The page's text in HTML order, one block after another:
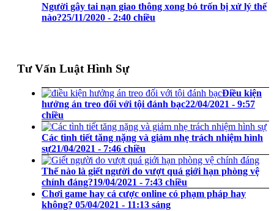
Người gây tai nạn giao thông xong bỏ trốn bị xử lý thế
nào?25/11/2020 - 2:40 chiều
Tư Vấn Luật Hình Sự
Điều kiện
hưởng án treo đối với tội đánh bạc22/04/2021 - 9:57
chiều
Các tình tiết tăng nặng và giảm nhẹ trách nhiệm hình
sự21/04/2021 - 7:46 chiều
Thế nào là giết người do vượt quá giới hạn phòng vệ
chính đáng?19/04/2021 - 7:43 chiều
Chơi game hay cá cược online có phạm pháp hay
không? 05/04/2021 - 11:13 sáng